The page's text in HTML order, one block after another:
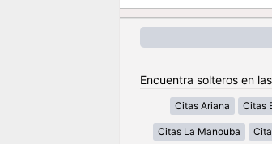
Encuentra solteros en
Citas Ariana Citas
Citas La Manouba